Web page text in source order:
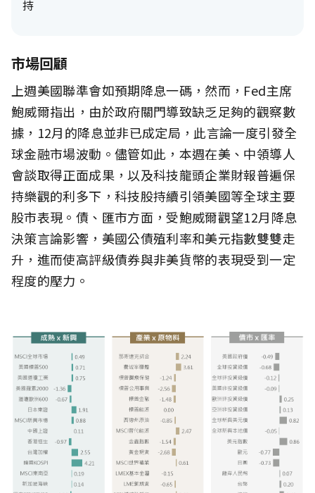
持
市場回顧
上週美國聯準會如預期降息一碼，然而，Fed主席
鮑威爾指出，由於政府關門導致缺乏足夠的觀察數
據，12月的降息並非已成定局，此言論一度引發全
球金融市場波動。儘管如此，本週在美、中領導人
會談取得正面成果，以及科技龍頭企業財報普遍保
持樂觀的利多下，科技股持續引領美國等全球主要
股市表現。債、匯市方面，受鮑威爾觀望12月降息
決策言論影響，美國公債殖利率和美元指數雙雙走
升，進而使高評級債券與非美貨幣的表現受到一定
程度的壓力。